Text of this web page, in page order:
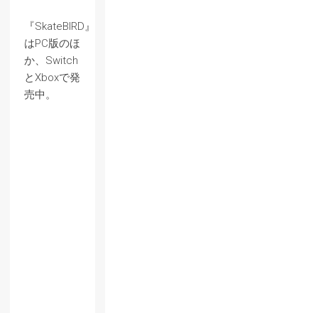
『SkateBIRD』
はPC版のほ
か、Switch
とXboxで発
売中。